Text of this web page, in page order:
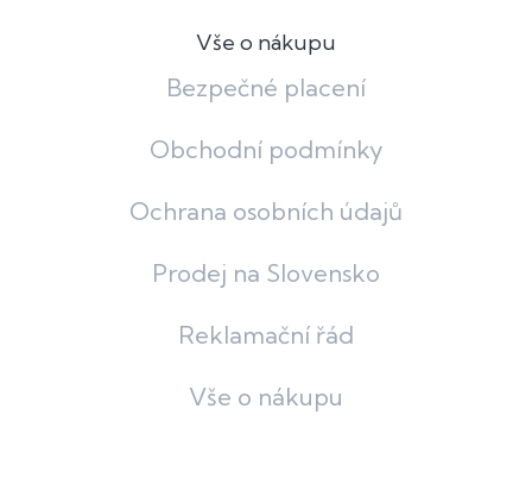
Vše o nákupu
Bezpečné placení
Obchodní podmínky
Ochrana osobních údajů
Prodej na Slovensko
Reklamační řád
Vše o nákupu